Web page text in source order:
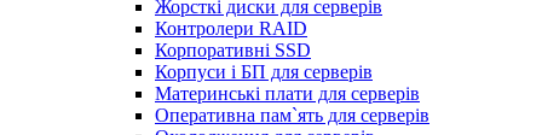
Жорсткі диски для серверів
Контролери RAID
Корпоративні SSD
Корпуси і БП для серверів
Материнські плати для серверів
Оперативна пам`ять для серверів